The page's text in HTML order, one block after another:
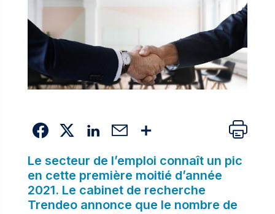
Le secteur de l’emploi connaît un pic
en cette première moitié d’année
2021. Le cabinet de recherche
Trendeo annonce que le nombre de